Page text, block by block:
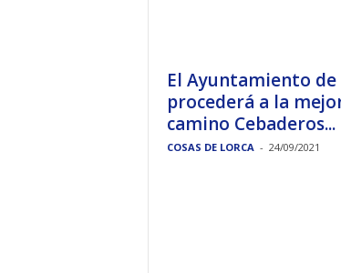
El Ayuntamiento de
procederá a la
camino Cebaderos...
COSAS DE LORCA - 24/09/2021